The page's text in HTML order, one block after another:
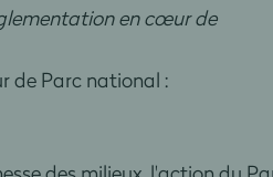
en cœur de
de Parc national :